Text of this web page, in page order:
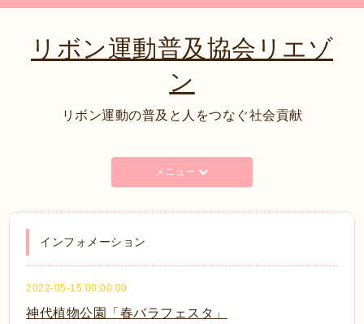
リボン運動普及協会リエゾ
ン
リボン運動の普及と人をつなぐ社会貢献
メニュー
インフォメーション
2022-05-15 00:00:00
神代植物公園「春バラフェスタ」